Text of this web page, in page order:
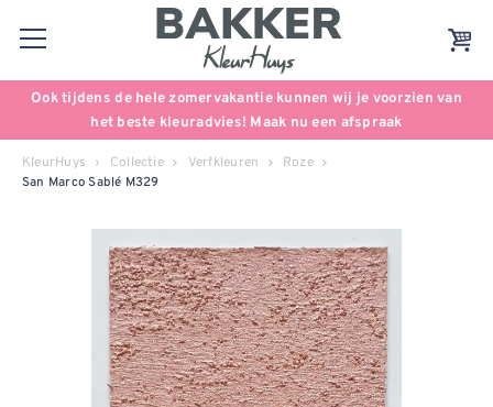
Ook tijdens de hele zomervakantie kunnen wij je voorzien van
het beste kleuradvies! Maak nu een afspraak
KleurHuys Collectie Verfkleuren Roze
San Marco Sablé M329